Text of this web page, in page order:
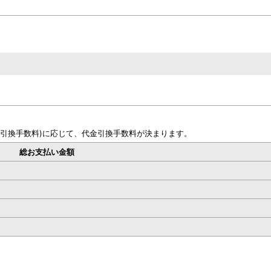
手数料)に応じて、代金引換手数料が決まります。
総お支払い金額